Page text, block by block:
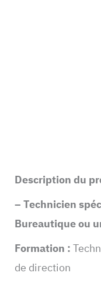
Description du
– Technicien
Bureautique ou
Formation :
de direction